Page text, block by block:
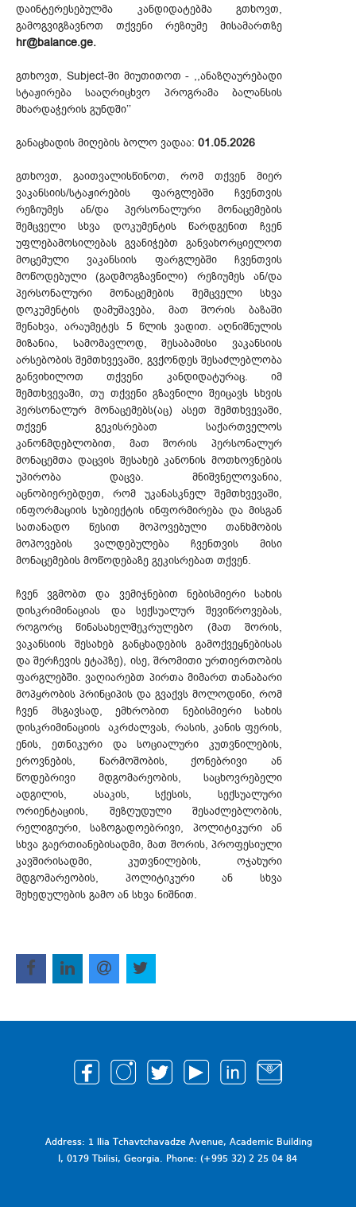
დაინტერესებულმა კანდიდატებმა გთხოვთ,
გამოგვიგზავნოთ თქვენი რეზიუმე მისამართზე
hr@balance.ge.
გთხოვთ, Subject-ში მიუთითოთ - ,,ანაზღაურებადი
სტაჟირება სააღრიცხვო პროგრამა ბალანსის
მხარდაჭერის გუნდში’’
განაცხადის მიღების ბოლო ვადაა: 01.05.2026
გთხოვთ, გაითვალისწინოთ, რომ თქვენ მიერ
ვაკანსიის/სტაჟირების ფარგლებში ჩვენთვის
რეზიუმეს ან/და პერსონალური მონაცემების
შემცველი სხვა დოკუმენტის წარდგენით ჩვენ
უფლებამოსილებას გვანიჭებთ განვახორციელოთ
მოცემული ვაკანსიის ფარგლებში ჩვენთვის
მოწოდებული (გადმოგზავნილი) რეზიუმეს ან/და
პერსონალური მონაცემების შემცველი სხვა
დოკუმენტის დამუშავება, მათ შორის ბაზაში
შენახვა, არაუმეტეს 5 წლის ვადით. აღნიშნულის
მიზანია, სამომავლოდ, შესაბამისი ვაკანსიის
არსებობის შემთხვევაში, გვქონდეს შესაძლებლობა
განვიხილოთ თქვენი კანდიდატურაც. იმ
შემთხვევაში, თუ თქვენი გზავნილი შეიცავს სხვის
პერსონალურ მონაცემებს(აც) ასეთ შემთხვევაში,
თქვენ გეკისრებათ საქართველოს
კანონმდებლობით, მათ შორის პერსონალურ
მონაცემთა დაცვის შესახებ კანონის მოთხოვნების
უპირობა დაცვა. მნიშვნელოვანია,
აცნობიერებდეთ, რომ უკანასკნელ შემთხვევაში,
ინფორმაციის სუბიექტის ინფორმირება და მისგან
სათანადო წესით მოპოვებული თანხმობის
მოპოვების ვალდებულება ჩვენთვის მისი
მონაცემების მოწოდებაზე გეკისრებათ თქვენ.
ჩვენ ვგმობთ და ვემიჯნებით ნებისმიერი სახის
დისკრიმინაციას და სექსუალურ შევიწროვებას,
როგორც წინასახელშეკრულებო (მათ შორის,
ვაკანსიის შესახებ განცხადების გამოქვეყნებისას
და შერჩევის ეტაპზე), ისე, შრომითი ურთიერთობის
ფარგლებში. ვაღიარებთ პირთა მიმართ თანაბარი
მოპყრობის პრინციპის და გვაქვს მოლოდინი, რომ
ჩვენ მსგავსად, ემხრობით ნებისმიერი სახის
დისკრიმინაციის აკრძალვას, რასის, კანის ფერის,
ენის, ეთნიკური და სოციალური კუთვნილების,
ეროვნების, წარმოშობის, ქონებრივი ან
წოდებრივი მდგომარეობის, საცხოვრებელი
ადგილის, ასაკის, სქესის, სექსუალური
ორიენტაციის, შეზღუდული შესაძლებლობის,
რელიგიური, საზოგადოებრივი, პოლიტიკური ან
სხვა გაერთიანებისადმი, მათ შორის, პროფესიული
კავშირისადმი, კუთვნილების, ოჯახური
მდგომარეობის, პოლიტიკური ან სხვა
შეხედულების გამო ან სხვა ნიშნით.
Address: 1 Ilia Tchavtchavadze Avenue, Academic Building
I, 0179 Tbilisi, Georgia. Phone: (+995 32) 2 25 04 84